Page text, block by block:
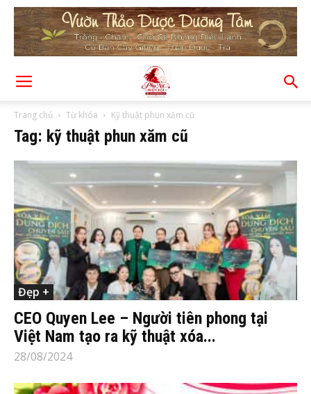
Trang chủ Từ khóa Kỹ thuật phun xăm cũ
Tag: kỹ thuật phun xăm cũ
Đẹp +
CEO Quyen Lee – Người tiên phong tại
Việt Nam tạo ra kỹ thuật xóa...
28/08/2024